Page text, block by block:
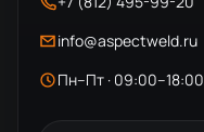
info@aspectweld.ru
Пн–Пт · 09:00–18:00